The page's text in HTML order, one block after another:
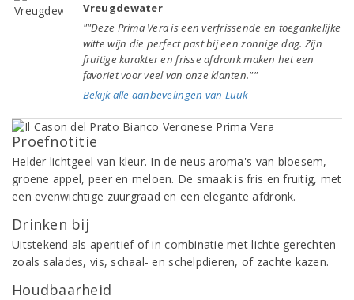
Vreugdewater
""Deze Prima Vera is een verfrissende en toegankelijke
witte wijn die perfect past bij een zonnige dag. Zijn
fruitige karakter en frisse afdronk maken het een
favoriet voor veel van onze klanten.""
Bekijk alle aanbevelingen van Luuk
Proefnotitie
Helder lichtgeel van kleur. In de neus aroma's van bloesem,
groene appel, peer en meloen. De smaak is fris en fruitig, met
een evenwichtige zuurgraad en een elegante afdronk.
Drinken bij
Uitstekend als aperitief of in combinatie met lichte gerechten
zoals salades, vis, schaal- en schelpdieren, of zachte kazen.
Houdbaarheid